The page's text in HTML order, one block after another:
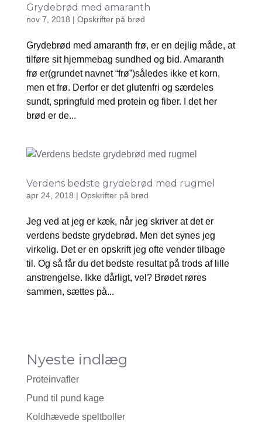
Grydebrød med amaranth
nov 7, 2018 | Opskrifter på brød
Grydebrød med amaranth frø, er en dejlig måde, at
tilføre sit hjemmebag sundhed og bid. Amaranth
frø er(grundet navnet “frø”)således ikke et korn,
men et frø. Derfor er det glutenfri og særdeles
sundt, springfuld med protein og fiber. I det her
brød er de...
Verdens bedste grydebrød med rugmel
apr 24, 2018 | Opskrifter på brød
Jeg ved at jeg er kæk, når jeg skriver at det er
verdens bedste grydebrød. Men det synes jeg
virkelig. Det er en opskrift jeg ofte vender tilbage
til. Og så får du det bedste resultat på trods af lille
anstrengelse. Ikke dårligt, vel? Brødet røres
sammen, sættes på...
Nyeste indlæg
Proteinvafler
Pund til pund kage
Koldhævede speltboller